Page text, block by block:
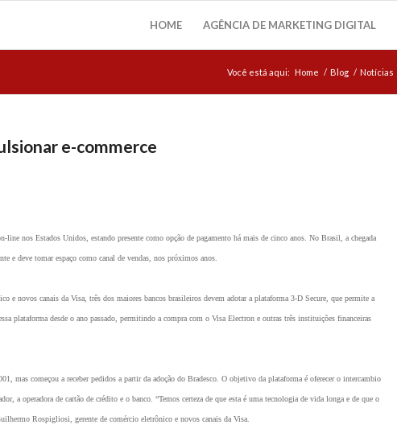
HOME AGÊNCIA DE MARKETING DIGITAL
Você está aqui: Home / Blog / Notícias
e-commerce
line nos Estados Unidos, estando presente como opção de pagamento há mais de cinco anos. No Brasil, a chegada
e deve tomar espaço como canal de vendas, nos próximos anos.
e novos canais da Visa, três dos maiores bancos brasileiros devem adotar a plataforma 3-D Secure, que permite a
plataforma desde o ano passado, permitindo a compra com o Visa Electron e outras três instituições financeiras
mas começou a receber pedidos a partir da adoção do Bradesco. O objetivo da plataforma é oferecer o intercambio
a operadora de cartão de crédito e o banco. “Temos certeza de que esta é uma tecnologia de vida longa e de que o
Rospigliosi, gerente de comércio eletrônico e novos canais da Visa.